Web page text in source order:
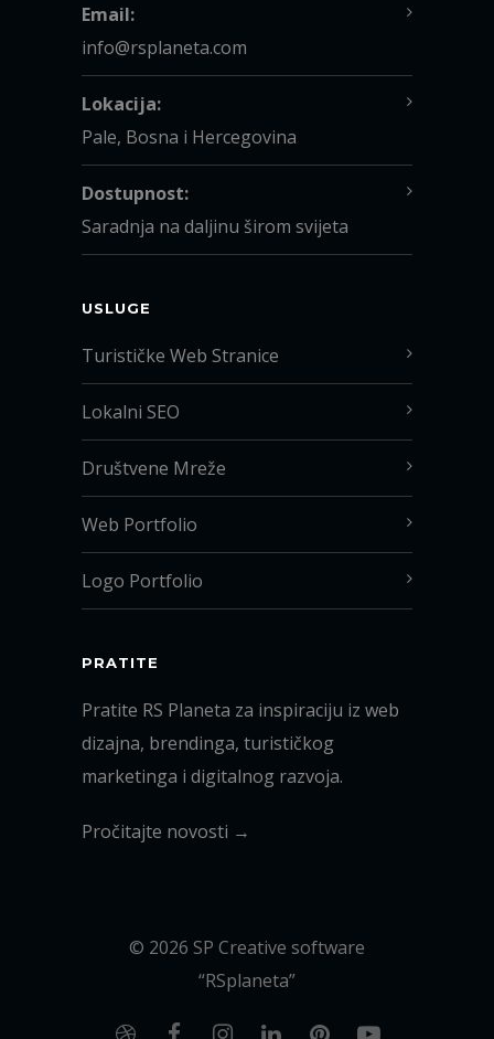
Email:
info@rsplaneta.com
Lokacija:
Pale, Bosna i Hercegovina
Dostupnost:
Saradnja na daljinu širom svijeta
USLUGE
Turističke Web Stranice
Lokalni SEO
Društvene Mreže
Web Portfolio
Logo Portfolio
PRATITE
Pratite RS Planeta za inspiraciju iz web
dizajna, brendinga, turističkog
marketinga i digitalnog razvoja.
Pročitajte novosti →
© 2026 SP Creative software
“RSplaneta”